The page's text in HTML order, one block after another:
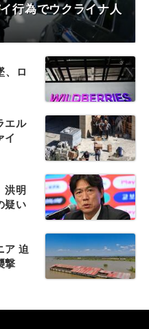
行為でウクライナ人
、ロ
エル
イ
洪明
疑い
ア 迫
撃